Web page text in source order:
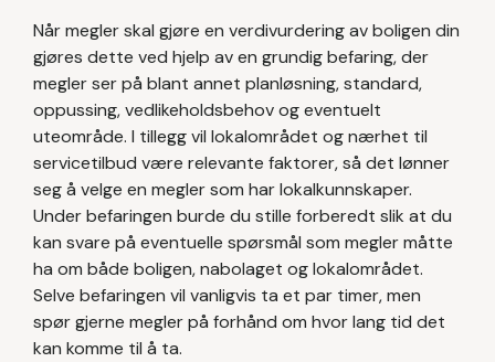
Når megler skal gjøre en verdivurdering av boligen din
gjøres dette ved hjelp av en grundig befaring, der
megler ser på blant annet planløsning, standard,
oppussing, vedlikeholdsbehov og eventuelt
uteområde. I tillegg vil lokalområdet og nærhet til
servicetilbud være relevante faktorer, så det lønner
seg å velge en megler som har lokalkunnskaper.
Under befaringen burde du stille forberedt slik at du
kan svare på eventuelle spørsmål som megler måtte
ha om både boligen, nabolaget og lokalområdet.
Selve befaringen vil vanligvis ta et par timer, men
spør gjerne megler på forhånd om hvor lang tid det
kan komme til å ta.